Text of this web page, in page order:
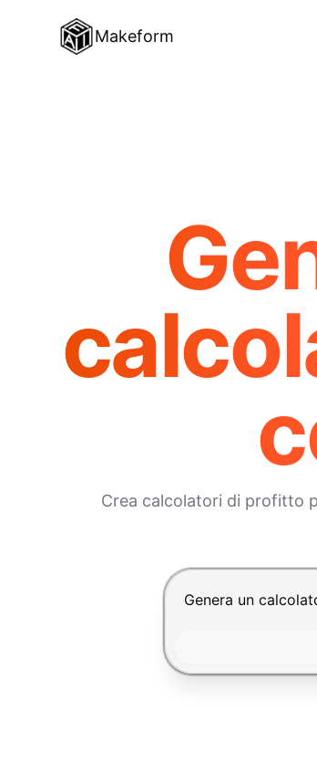
Makeform
Crea calcolatori di profitto
Premi Invio per